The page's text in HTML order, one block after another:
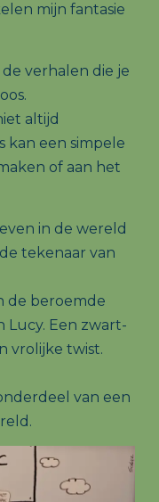
mijn fantasie
verhalen die je
altijd
kan een simpele
of aan het
in de wereld
tekenaar van
de beroemde
Lucy. Een zwart-
vrolijke twist.
van een